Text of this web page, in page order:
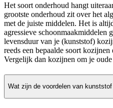
Het soort onderhoud hangt
grootste onderhoud zit over het
met de juiste middelen. Het is
agressieve schoonmaakmiddelen
levensduur van je (kunststof)
reeds een bepaalde soort
Vergelijk dan kozijnen om je
Wat zijn de voordelen van